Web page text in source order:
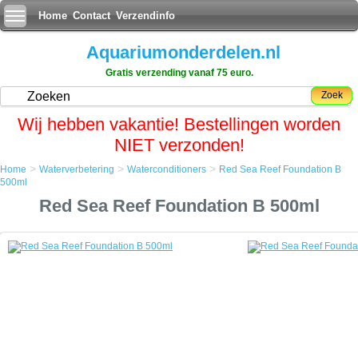
Home Contact Verzendinfo
Aquariumonderdelen.nl
Gratis verzending vanaf 75 euro.
Zoek
Wij hebben vakantie! Bestellingen worden
NIET verzonden!
Waterconditioners
Red Sea Reef Foundation B 500ml
Red Sea's Reef Foundation Program is gebaseerd op jarenlange
Home > Waterverbetering > Waterconditioners > Red Sea Reef Foundation B
500ml
Red Sea Reef Foundation B 500ml